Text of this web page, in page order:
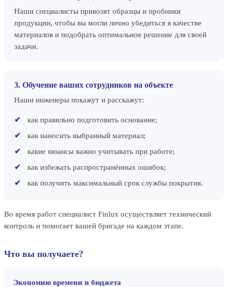
Наши специалисты привозят образцы и пробники
продукции, чтобы вы могли лично убедиться в качестве
материалов и подобрать оптимальное решение для своей
задачи.
3. Обучение ваших сотрудников на объекте
Наши инженеры покажут и расскажут:
как правильно подготовить основание;
как наносить выбранный материал;
какие нюансы важно учитывать при работе;
как избежать распространённых ошибок;
как получить максимальный срок службы покрытия.
Во время работ специалист Finlux осуществляет технический
контроль и помогает вашей бригаде на каждом этапе.
Что вы получаете?
Экономию времени и бюджета